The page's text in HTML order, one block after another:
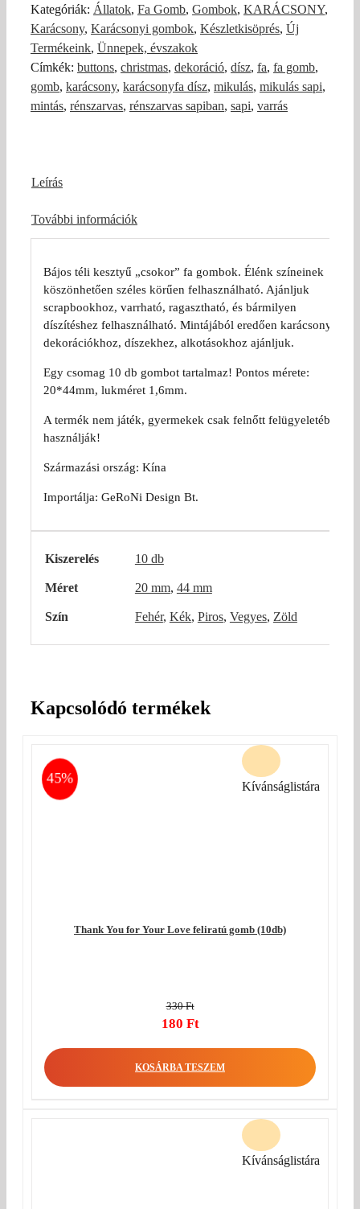
Kategóriák: Állatok, Fa Gomb, Gombok, KARÁCSONY,
Karácsony, Karácsonyi gombok, Készletkisöprés, Új
Termékeink, Ünnepek, évszakok
Címkék: buttons, christmas, dekoráció, dísz, fa, fa gomb,
gomb, karácsony, karácsonyfa dísz, mikulás, mikulás sapi,
mintás, rénszarvas, rénszarvas sapiban, sapi, varrás
Leírás
További információk
Bájos téli kesztyű „csokor” fa gombok. Élénk színeinek
köszönhetően széles körűen felhasználható. Ajánljuk
scrapbookhoz, varrható, ragasztható, és bármilyen
díszítéshez felhasználható. Mintájából eredően karácsonyi
dekorációkhoz, díszekhez, alkotásokhoz ajánljuk.
Egy csomag 10 db gombot tartalmaz! Pontos mérete:
20*44mm, lukméret 1,6mm.
A termék nem játék, gyermekek csak felnőtt felügyeletében
használják!
Származási ország: Kína
Importálja: GeRoNi Design Bt.
Kiszerelés 10 db
Méret 20 mm, 44 mm
Szín Fehér, Kék, Piros, Vegyes, Zöld
Kapcsolódó termékek
45%
Thank You for Your Love feliratú gomb (10db)
330Ft
Original
was:
180 Ft
price
KOSÁRBA TESZEM
Kívánságlistára
Kívánságlistára